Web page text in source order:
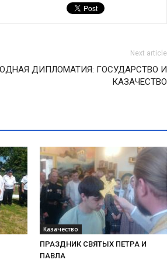
Next article
ДИПЛОМАТИЯ: ГОСУДАРСТВО И
КАЗАЧЕСТВО
Казачество
ПРАЗДНИК СВЯТЫХ ПЕТРА И
ПАВЛА